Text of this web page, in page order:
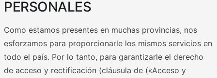
PERSONALES
Como estamos presentes en muchas provincias, nos
esforzamos para proporcionarle los mismos servicios en
todo el país. Por lo tanto, para garantizarle el derecho
de acceso y rectificación (cláusula de («Acceso y